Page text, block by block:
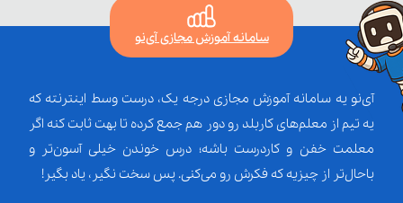
سامانه آموزش مجازی آی‌نو
آی‌نو یه سامانه آموزش مجازی درجه یک، درست وسط اینترنته که
یه تیم از معلم‌‌های کاربلد رو دور هم جمع کرده تا بهت ثابت کنه اگر
معلمت خفن و کاردرست باشه؛ درس خوندن خیلی آسون‌تر و
باحال‌تر از چیزیه که فکرش رو می‌کنی. پس سخت نگیر، یاد بگیر!